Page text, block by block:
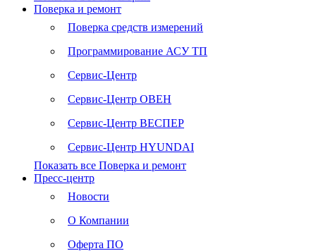
Поверка и ремонт
Поверка средств измерений
Программирование АСУ ТП
Сервис-Центр
Сервис-Центр ОВЕН
Сервис-Центр ВЕСПЕР
Сервис-Центр HYUNDAI
Показать все Поверка и ремонт
Пресс-центр
Новости
О Компании
Оферта ПО